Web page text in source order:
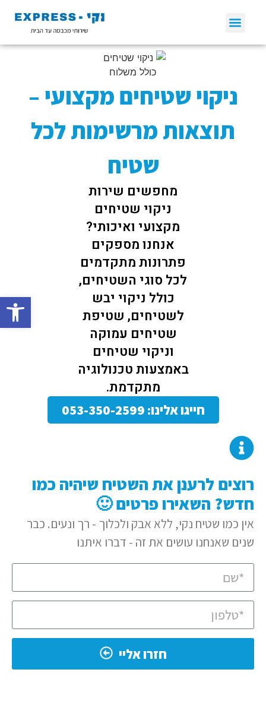
פתח
ניקוי שטיחים מקצועי –
תוצאות מרשימות לכל
שטיח
מחפשים שירות
ניקוי שטיחים
מקצועי ואיכותי?
אנחנו מספקים
פתרונות מתקדמים
לכל סוגי השטיחים,
כולל ניקוי יבש
לשטיחים, שטיפת
שטיחים עמוקה
וניקוי שטיחים
באמצעות טכנולוגיה
מתקדמת.
חייגו אלינו: 053-350-2599
רוצים לרענן את השטיח שיהיה כמו
חדש? השאירו פרטים 🙂
אין כמו שטיח נקי, ללא אבק ולכלוך - רך ונעים. כבר
שנים שאנחנו עושים את זה - דברו איתנו
חזרו אליי